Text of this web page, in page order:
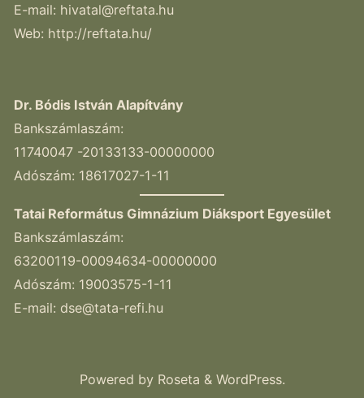
E-mail: hivatal@reftata.hu
Web: http://reftata.hu/
Dr. Bódis István Alapítvány
Bankszámlaszám:
11740047 -20133133-00000000
Adószám: 18617027-1-11
Tatai Református Gimnázium Diáksport Egyesület
Bankszámlaszám:
63200119-00094634-00000000
Adószám: 19003575-1-11
E-mail: dse@tata-refi.hu
Powered byRoseta & WordPress.